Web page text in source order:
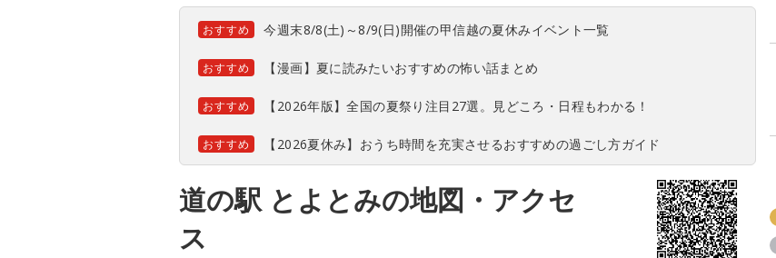
おすすめ 今週末8/8(土)～8/9(日)開催の甲信越の夏休みイベント一覧
おすすめ 【漫画】夏に読みたいおすすめの怖い話まとめ
おすすめ 【2026年版】全国の夏祭り注目27選。見どころ・日程もわかる！
おすすめ 【2026夏休み】おうち時間を充実させるおすすめの過ごし方ガイド
道の駅 とよとみの地図・アクセ
ス